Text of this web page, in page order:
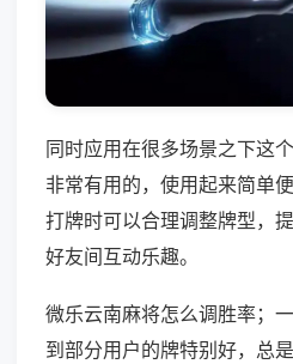
同时应用在很多场景之下这
非常有用的，使用起来简单
打牌时可以合理调整牌型，
好友间互动乐趣。
微乐云南麻将怎么调胜率；
到部分用户的牌特别好，总